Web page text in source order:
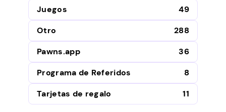
Juegos
49
Otro
288
Pawns.app
36
Programa de Referidos
8
Tarjetas de regalo
11